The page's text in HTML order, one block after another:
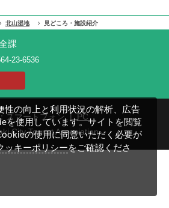
北山湿地 見どころ・施設紹介
課
23-6536
スマートフォン |PC
City Tourist Association
性の向上と利用状況の解析、広告
を使用しています。サイトを閲覧
の使用に同意いただく必要が
ッキーポリシーをご確認くださ